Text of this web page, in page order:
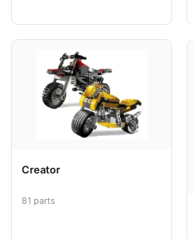
Creator
81 parts